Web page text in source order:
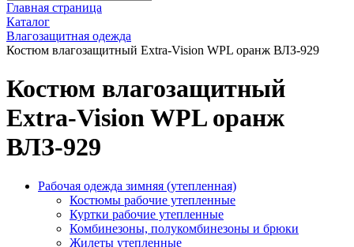
Главная страница
Каталог
Влагозащитная одежда
Костюм влагозащитный Extra-Vision WPL оранж ВЛЗ-929
Костюм влагозащитный
Extra-Vision WPL оранж
ВЛЗ-929
Рабочая одежда зимняя (утепленная)
Костюмы рабочие утепленные
Куртки рабочие утепленные
Комбинезоны, полукомбинезоны и брюки
Жилеты утепленные